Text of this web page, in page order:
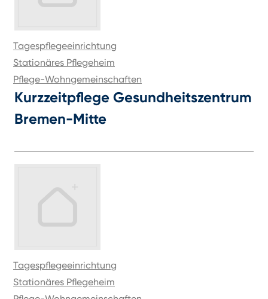
Tagespflegeeinrichtung
Stationäres Pflegeheim
Pflege-Wohngemeinschaften
Kurzzeitpflege Gesundheitszentrum
Bremen-Mitte
Tagespflegeeinrichtung
Stationäres Pflegeheim